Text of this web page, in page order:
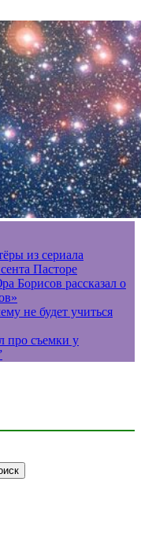
из сериала
Пасторе
Борисов рассказал о
не будет учиться
про съемки у